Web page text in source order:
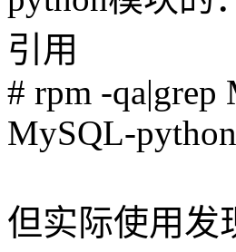
引用
# rpm -qa|grep
MySQL-
但实际使用发